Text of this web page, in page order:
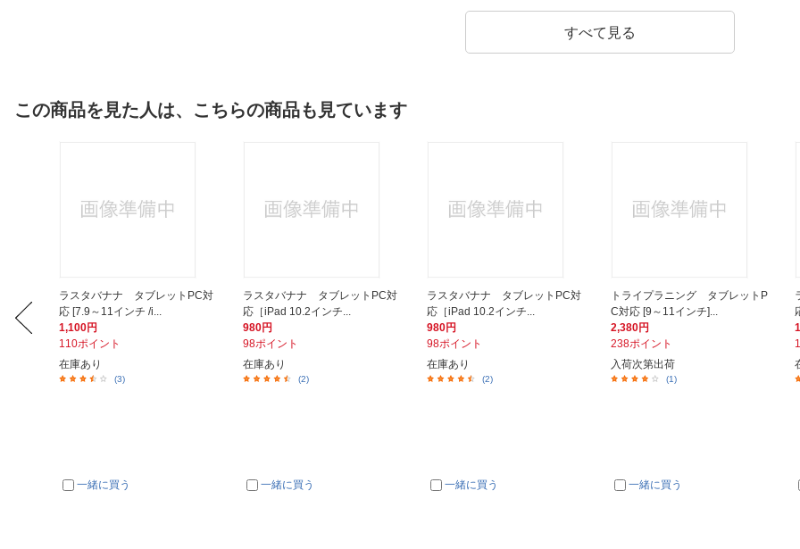
すべて見る
この商品を見た人は、こちらの商品も見ています
ラスタバナナ タブレットPC対
応 [7.9～11インチ /i...
1,100円
110ポイント
在庫あり
(3)
一緒に買う
ラスタバナナ タブレットPC対
応［iPad 10.2インチ...
980円
98ポイント
在庫あり
(2)
一緒に買う
ラスタバナナ タブレットPC対
応［iPad 10.2インチ...
980円
98ポイント
在庫あり
(2)
一緒に買う
トライプラニング タブレットP
C対応 [9～11インチ]...
2,380円
238ポイント
入荷次第出荷
(1)
一緒に買う